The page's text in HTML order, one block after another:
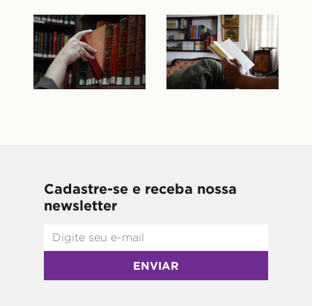
Cadastre-se e receba nossa
newsletter
ENVIAR